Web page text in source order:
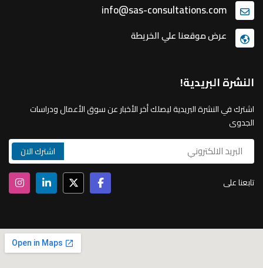
info@sas-consultations.com
عرض موقعنا علي الخريطة
النشرة البريدية!
اشترك في النشرة البريدية ليصلك أخر الأخبار عن سوق الأعمال ودراسات
الجدوى
تابعنا على